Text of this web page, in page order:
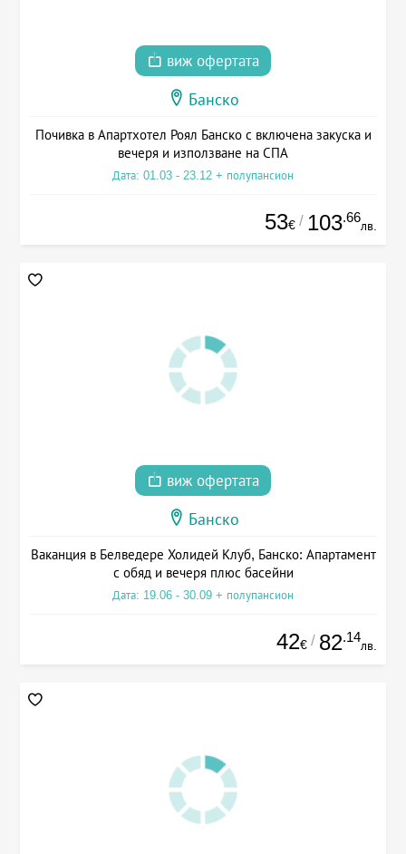
виж офертата
Банско
Почивка в Апартхотел Роял Банско с включена закуска и
вечеря и използване на СПА
Дата: 01.03 - 23.12 + полупансион
53€ / 103.66
лв.
виж офертата
Банско
Ваканция в Белведере Холидей Клуб, Банско: Апартамент
с обяд и вечеря плюс басейни
Дата: 19.06 - 30.09 + полупансион
42€ / 82.14
лв.